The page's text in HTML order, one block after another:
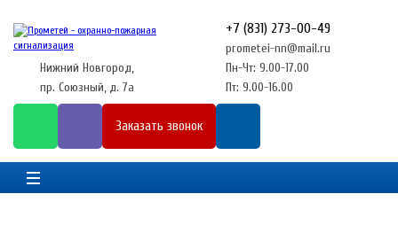
+7 (831) 273-00-49
prometei-nn@mail.ru
Нижний Новгород,
пр. Союзный, д. 7а
Пн-Чт: 9.00-17.00
Пт: 9.00-16.00
Заказать звонок